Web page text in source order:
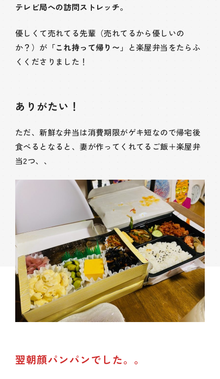
テレビ局への訪問ストレッチ。
優しくて売れてる先輩（売れてるから優しいの
か？）が 「これ持って帰り〜」 と楽屋弁当をたらふ
くくださりました！
ありがたい！
ただ、新鮮な弁当は消費期限がゲキ短なので帰宅後
食べるとなると、妻が作ってくれてるご飯＋楽屋弁
当2つ、、
翌朝顔パンパンでした。。